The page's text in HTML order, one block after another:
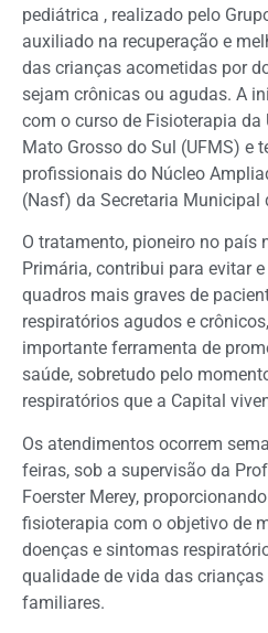
pediátrica , realizado pelo
auxiliado na recuperação e
das crianças acometidas por
sejam crônicas ou agudas. A
com o curso de Fisioterapia da
Mato Grosso do Sul (UFMS) e
profissionais do Núcleo
(Nasf) da Secretaria Municipal
O tratamento, pioneiro no país
Primária, contribui para evitar
quadros mais graves de
respiratórios agudos e
importante ferramenta de
saúde, sobretudo pelo
respiratórios que a Capital
Os atendimentos ocorrem
feiras, sob a supervisão da
Foerster Merey,
fisioterapia com o objetivo de
doenças e sintomas
qualidade de vida das
familiares.